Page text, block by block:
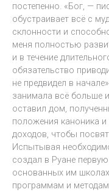
постепенно. «Бог, —
обустраивает всё с
склонности и
меня полностью
и в течение
обязательство
не предвидел в
занимала всё больше
оставил дом,
положения каноника
доходов, чтобы
Испытывая
создал в Руане
основанных им
программам и